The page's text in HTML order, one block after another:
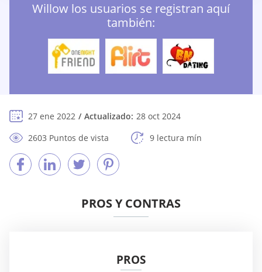
Willow los usuarios se registran aquí
también:
27 ene 2022 Actualizado: 28 oct 2024
2603 Puntos de vista
9 lectura mín
PROS Y CONTRAS
PROS